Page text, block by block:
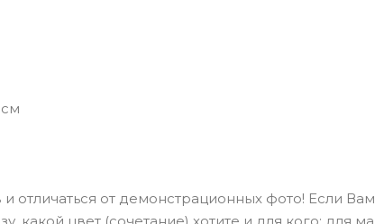
отличаться от демонстрационных фото! Если Вам